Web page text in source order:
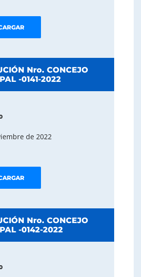
Nro. CONCEJO
-0141-2022
de 2022
Nro. CONCEJO
-0142-2022